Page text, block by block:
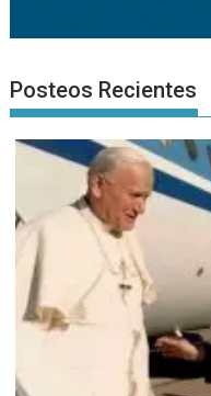
Posteos Recientes